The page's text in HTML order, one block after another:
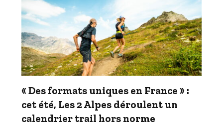
« Des formats uniques en France » :
cet été, Les 2 Alpes déroulent un
calendrier trail hors norme